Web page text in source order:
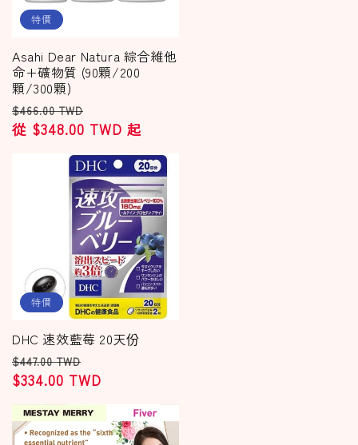
特價
Asahi Dear Natura 綜合維他
命+礦物質 (90顆/200
顆/300顆)
定
價
$466.00 TWD
價
從 $348.00 TWD 起
特價
DHC 速效藍莓 20天份
定
價
$447.00 TWD
價
$334.00 TWD